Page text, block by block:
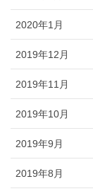
2020年1月
2019年12月
2019年11月
2019年10月
2019年9月
2019年8月